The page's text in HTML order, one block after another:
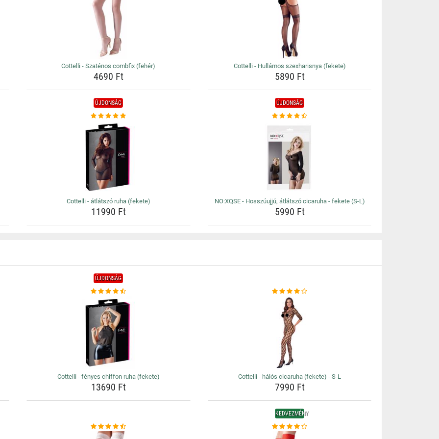
Cottelli - Szaténos combfix (fehér)
4690 Ft
Cottelli - Hullámos szexharisnya (fekete)
5890 Ft
ÚJDONSÁG
Cottelli - átlátszó ruha (fekete)
11990 Ft
ÚJDONSÁG
NO:XQSE - Hosszúujjú, átlátszó cicaruha - fekete (S-L)
5990 Ft
ÚJDONSÁG
Cottelli - fényes chiffon ruha (fekete)
13690 Ft
Cottelli - hálós cicaruha (fekete) - S-L
7990 Ft
KEDVEZMÉNY